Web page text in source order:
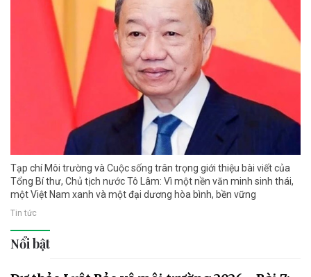
Tạp chí Môi trường và Cuộc sống trân trọng giới thiệu bài viết của
Tổng Bí thư, Chủ tịch nước Tô Lâm: Vì một nền văn minh sinh thái,
một Việt Nam xanh và một đại dương hòa bình, bền vững
Tin tức
Nổi bật